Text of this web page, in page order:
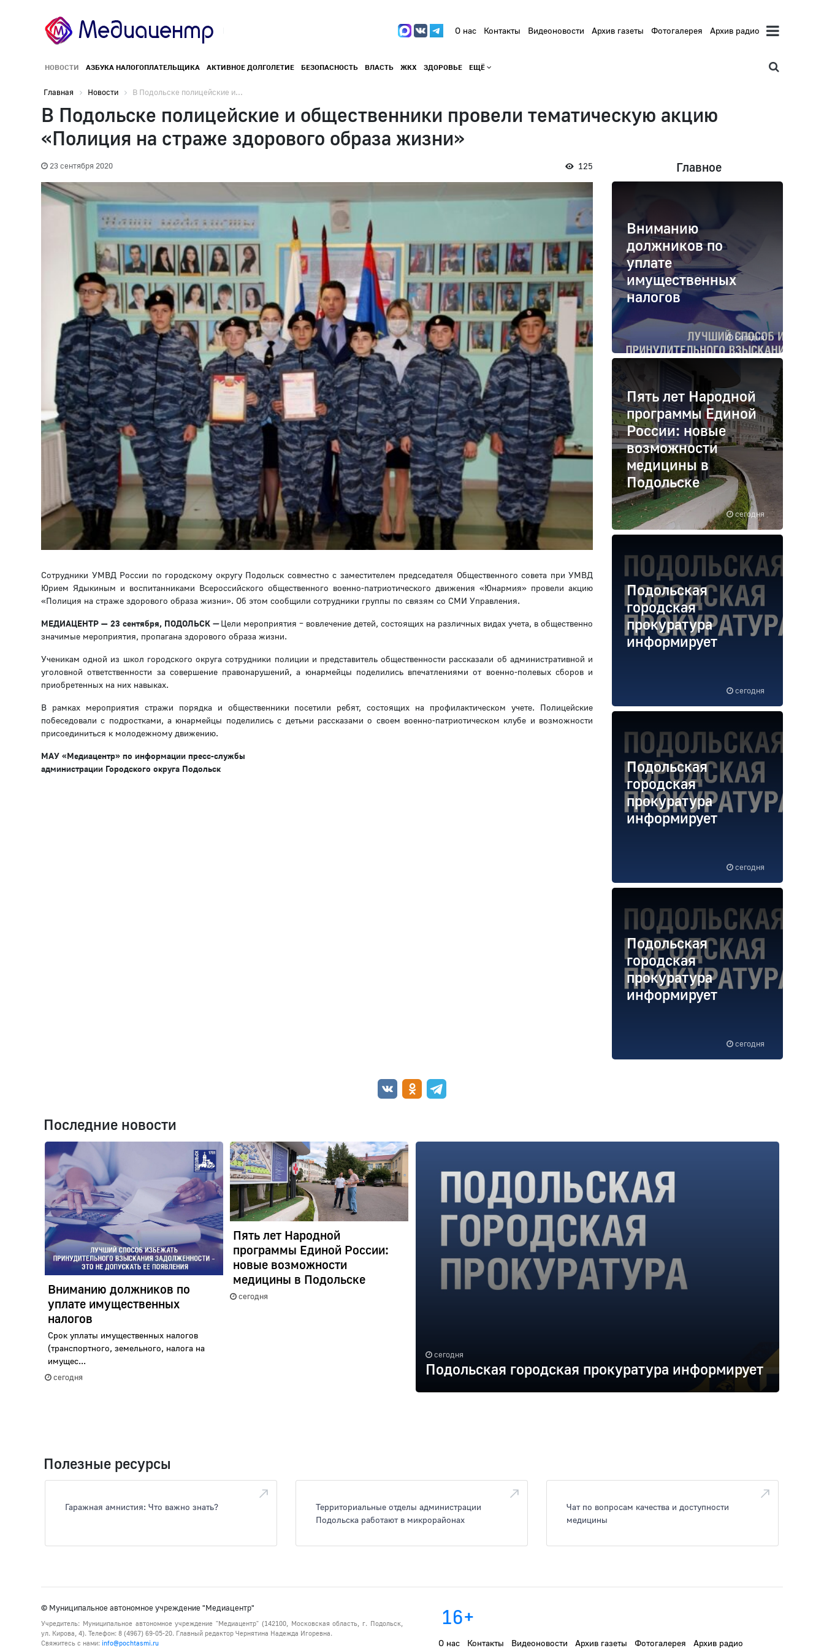
О нас Контакты Видеоновости Архив газеты Фотогалерея Архив радио
НОВОСТИ АЗБУКА НАЛОГОПЛАТЕЛЬЩИКА АКТИВНОЕ ДОЛГОЛЕТИЕ БЕЗОПАСНОСТЬ ВЛАСТЬ ЖКХ ЗДОРОВЬЕ ЕЩЁ
Главная Новости В Подольске полицейские и...
В Подольске полицейские и общественники провели тематическую акцию
«Полиция на страже здорового образа жизни»
23 сентября 2020 125
Сотрудники УМВД России по городскому округу Подольск совместно с заместителем председателя Общественного совета при УМВД
Юрием Ядыкиным и воспитанниками Всероссийского общественного военно-патриотического движения «Юнармия» провели акцию
«Полиция на страже здорового образа жизни». Об этом сообщили сотрудники группы по связям со СМИ Управления.
МЕДИАЦЕНТР — 23 сентября, ПОДОЛЬСК —Цели мероприятия – вовлечение детей, состоящих на различных видах учета, в общественно
значимые мероприятия, пропагана здорового образа жизни.
Ученикам одной из школ городского округа сотрудники полиции и представитель общественности рассказали об административной и
уголовной ответственности за совершение правонарушений, а юнармейцы поделились впечатлениями от военно-полевых сборов и
приобретенных на них навыках.
В рамках мероприятия стражи порядка и общественники посетили ребят, состоящих на профилактическом учете. Полицейские
побеседовали с подростками, а юнармейцы поделились с детьми рассказами о своем военно-патриотическом клубе и возможности
присоединиться к молодежному движению.
МАУ «Медиацентр» по информации пресс-службы
администрации Городского округа Подольск
Главное
сегодня
Вниманию
должников по
уплате
имущественных
налогов
сегодня
Пять лет Народной
программы Единой
России: новые
возможности
медицины в
Подольске
сегодня
Подольская
городская
прокуратура
информирует
сегодня
Подольская
городская
прокуратура
информирует
сегодня
Подольская
городская
прокуратура
информирует
Последние новости
Вниманию должников по
уплате имущественных
налогов
Срок уплаты имущественных налогов
(транспортного, земельного, налога на
имущес...
сегодня
Пять лет Народной
программы Единой России:
новые возможности
медицины в Подольске
сегодня
сегодня
Подольская городская прокуратура информирует
Полезные ресурсы
Гаражная амнистия: Что важно знать?
Территориальные отделы администрации
Подольска работают в микрорайонах
Чат по вопросам качества и доступности
медицины
© Муниципальное автономное учреждение "Медиацентр"
Учредитель: Муниципальное автономное учреждение "Медиацентр" (142100, Московская область, г. Подольск,
ул. Кирова, 4). Телефон: 8 (4967) 69-05-20. Главный редактор Чернятина Надежда Игоревна.
Свяжитесь с нами: info@pochtasmi.ru
16+
О нас Контакты Видеоновости Архив газеты Фотогалерея Архив радио